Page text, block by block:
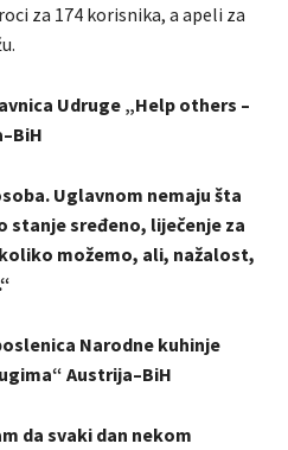
za 174 korisnika, a apeli za
Udruge „Help others –
Uglavnom nemaju šta
stanje sređeno, liječenje za
možemo, ali, nažalost,
Narodne kuhinje
Austrija–BiH
da svaki dan nekom